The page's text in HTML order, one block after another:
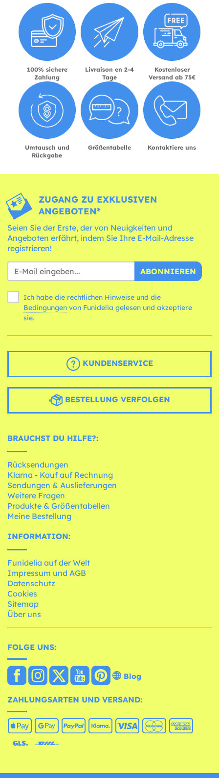
100% sichere
Zahlung
Livraison en 2-4
Tage
Kostenloser
Versand ab 75€
Umtausch und
Rückgabe
Größentabelle Kontaktiere uns
ZUGANG ZU EXKLUSIVEN
ANGEBOTEN*
Seien Sie der Erste, der von Neuigkeiten und
Angeboten erfährt, indem Sie Ihre E-Mail-Adresse
registrieren!
ABONNIEREN
Ich habe die rechtlichen Hinweise und die
Bedingungen
sie.
KUNDENSERVICE
BESTELLUNG VERFOLGEN
BRAUCHST DU HILFE?:
Rücksendungen
Klarna - Kauf auf Rechnung
Sendungen & Auslieferungen
Weitere Fragen
Produkte & Größentabellen
Meine Bestellung
INFORMATION:
Funidelia auf der Welt
Impressum und AGB
Datenschutz
Cookies
Sitemap
Über uns
FOLGE UNS:
Blog
ZAHLUNGSARTEN UND VERSAND: